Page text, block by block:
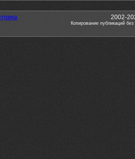
2002-
Копирование публикаций